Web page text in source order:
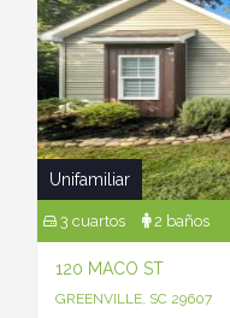
Unifamiliar
3 cuartos 2 baños
120 MACO ST
GREENVILLE, SC 29607